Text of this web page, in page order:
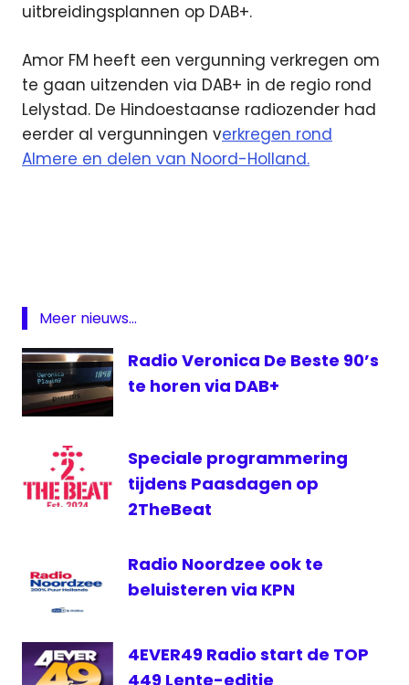
uitbreidingsplannen op DAB+.
Amor FM heeft een vergunning verkregen om
te gaan uitzenden via DAB+ in de regio rond
Lelystad. De Hindoestaanse radiozender had
eerder al vergunningen verkregen rond
Almere en delen van Noord-Holland.
radio
Rivierenland
Radio
Meer nieuws...
Radio Veronica De Beste 90’s
te horen via DAB+
Speciale programmering
tijdens Paasdagen op
2TheBeat
Radio Noordzee ook te
beluisteren via KPN
4EVER49 Radio start de TOP
449 Lente-editie